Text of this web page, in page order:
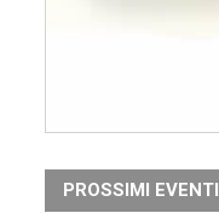
PROSSIMI EVENTI